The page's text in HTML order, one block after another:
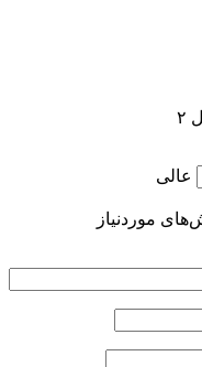
عالی
موردنیاز